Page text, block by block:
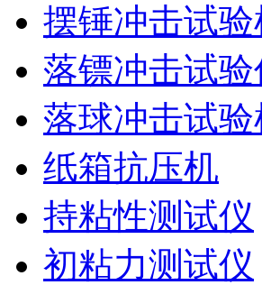
摆锤冲击试验
落镖冲击试验
落球冲击试验
纸箱抗压机
持粘性测试仪
初粘力测试仪